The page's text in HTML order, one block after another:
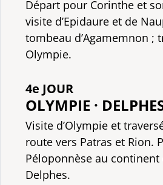
Départ pour Corinthe et
visite d’Epidaure et de
tombeau d’Agamemnon ;
Olympie.
4e JOUR
OLYMPIE ·
Visite d’Olympie et
route vers Patras et Rion.
Péloponnèse au
Delphes.